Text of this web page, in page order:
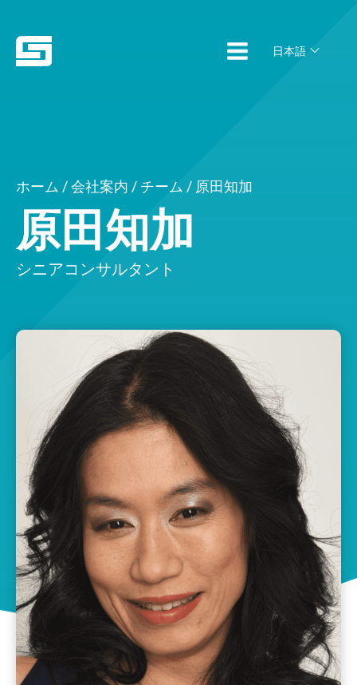
日本語
ホーム /会社案内 / チーム / 原田知加
原田知加
シニアコンサルタント